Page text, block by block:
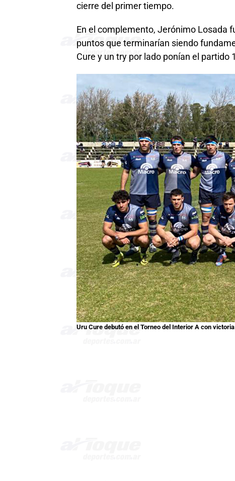
cierre del primer tiempo.
En el complemento, Jerónimo Losada
puntos que terminarían siendo
Cure y un try por lado ponían el partido
Uru Cure debutó en el Torneo del Interior A con